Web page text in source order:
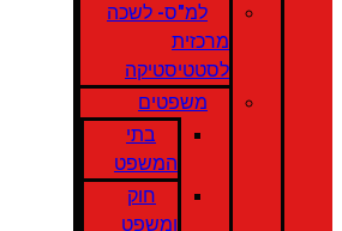
למ"ס- לשכה
מרכזית
לסטטיסטיקה
משפטים
בתי
המשפט
חוק
ומשפט